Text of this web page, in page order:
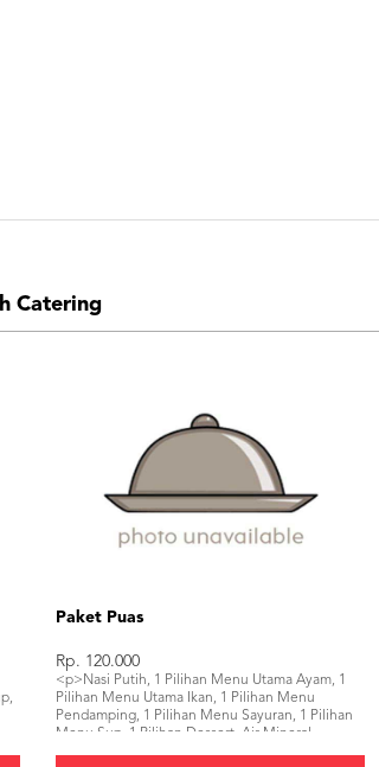
Catering
Paket Puas
Rp. 120.000
<p>Nasi Putih, 1 Pilihan Menu Utama Ayam, 1
Pilihan Menu Utama Ikan, 1 Pilihan Menu
Pendamping, 1 Pilihan Menu Sayuran, 1 Pilihan
Menu Sup, 1 Pilihan Dessert, Air Mineral